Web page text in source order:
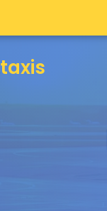
taxis